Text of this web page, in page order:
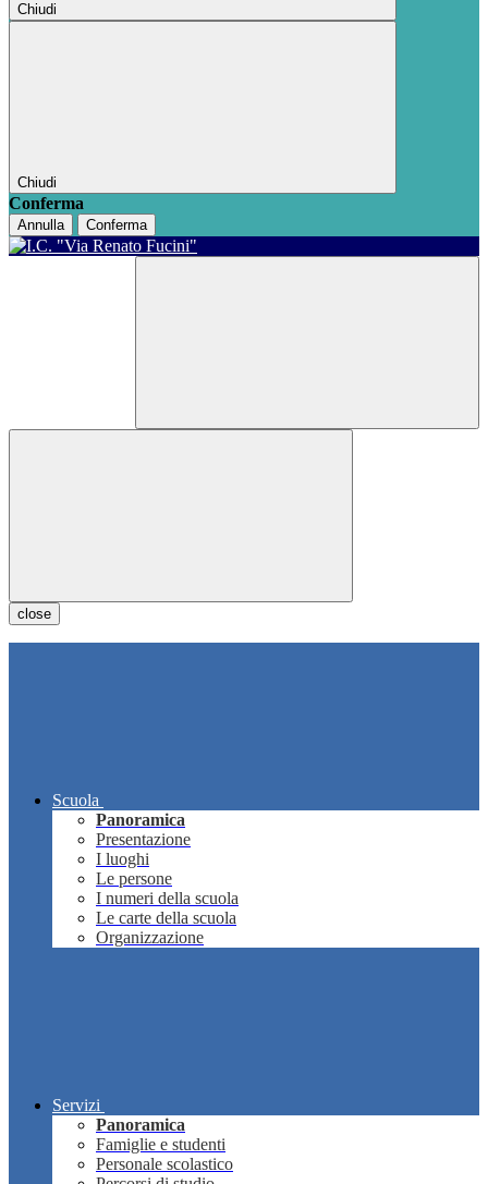
Chiudi
Chiudi
Conferma
Annulla Conferma
close
Scuola
Panoramica
Presentazione
I luoghi
Le persone
I numeri della scuola
Le carte della scuola
Organizzazione
Servizi
Panoramica
Famiglie e studenti
Personale scolastico